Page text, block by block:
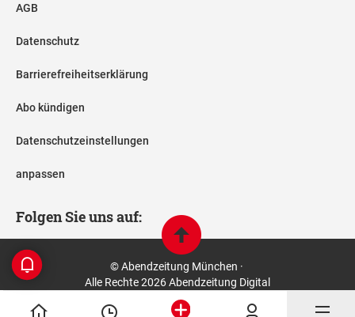
AGB
Datenschutz
Barrierefreiheitserklärung
Abo kündigen
Datenschutzeinstellungen
anpassen
Folgen Sie uns auf:
© Abendzeitung München ·
Alle Rechte 2026 Abendzeitung Digital